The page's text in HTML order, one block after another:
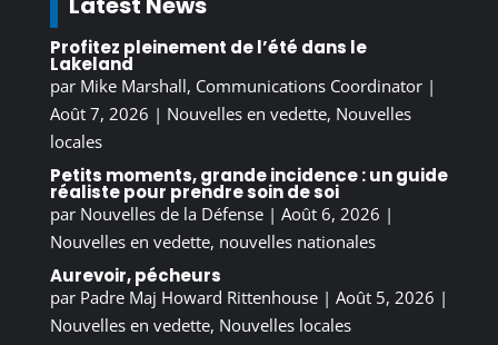
Profitez pleinement de l’été dans le
Lakeland
par Mike Marshall, Communications Coordinator|
Août 7, 2026 | Nouvelles en vedette, Nouvelles
locales
Petits moments, grande incidence : un guide
réaliste pour prendre soin de soi
par Nouvelles de la Défense| Août 6, 2026 |
Nouvelles en vedette, nouvelles nationales
Aurevoir, pécheurs
par Padre Maj Howard Rittenhouse| Août 5, 2026 |
Nouvelles en vedette, Nouvelles locales